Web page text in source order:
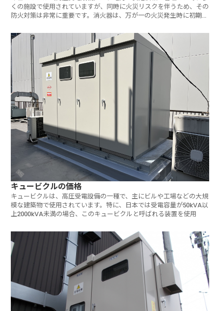
くの施設で使用されていますが、同時に火災リスクを伴うため、その
防火対策は非常に重要です。消火器は、万が一の火災発生時に初期消
キュービクルの価格
キュービクルは、高圧受電設備の一種で、主にビルや工場などの大規
模な建築物で使用されています。特に、日本では受電容量が50kVA以
上2000kVA未満の場合、このキュービクルと呼ばれる装置を使用